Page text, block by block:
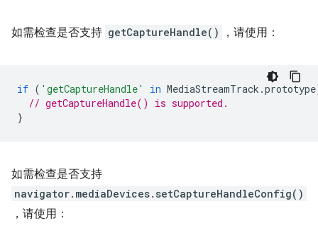
如需检查是否支持 getCaptureHandle() ，请使用：
if ( 'getCaptureHandle' in MediaStreamTrack .prototype
// getCaptureHandle() is supported.
}
如需检查是否支持
navigator.mediaDevices.setCaptureHandleConfig()
，请使用：